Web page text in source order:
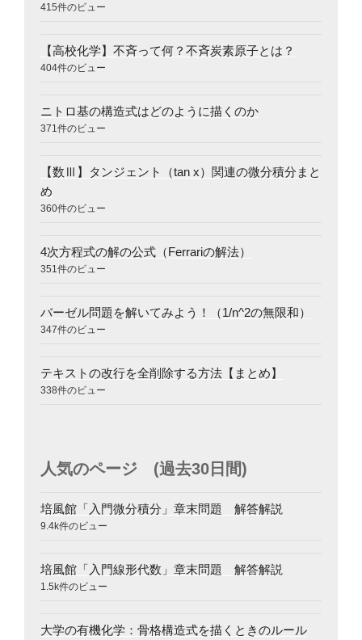
415件のビュー
【高校化学】不斉って何？不斉炭素原子とは？
404件のビュー
ニトロ基の構造式はどのように描くのか
371件のビュー
【数Ⅲ】タンジェント（tan x）関連の微分積分まと
め
360件のビュー
4次方程式の解の公式（Ferrariの解法）
351件のビュー
バーゼル問題を解いてみよう！（1/n^2の無限和）
347件のビュー
テキストの改行を全削除する方法【まとめ】
338件のビュー
人気のページ (過去30日間)
培風館「入門微分積分」章末問題 解答解説
9.4k件のビュー
培風館「入門線形代数」章末問題 解答解説
1.5k件のビュー
大学の有機化学：骨格構造式を描くときのルール